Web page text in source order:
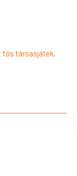
fős társasjáték,